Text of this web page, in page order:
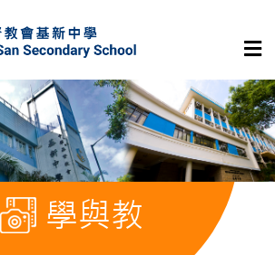
學與教